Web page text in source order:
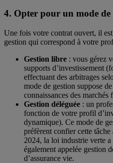
4. Opter pour un mode de
Une fois votre contrat ouvert, il
gestion qui correspond à votre
Gestion libre : vous gérez
supports d’investissement
effectuant des arbitrages
mode de gestion suppose
connaissances des marchés
Gestion déléguée : un
fonction de votre profil
dynamique). Ce mode de
préfèrent confier cette
2024, la loi industrie verte
également appelée gestion
d’assurance vie.